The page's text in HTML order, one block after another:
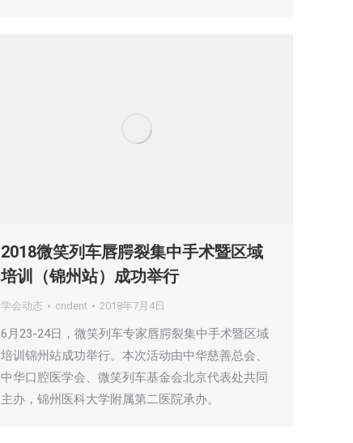
2018微笑列车唇腭裂集中手术暨区域
培训（锦州站）成功举行
学会动态 cndent 2018年7月4日
6月23-24日，微笑列车专家唇腭裂集中手术暨区域
培训锦州站成功举行。本次活动由中华慈善总会、
中华口腔医学会、微笑列车基金会北京代表处共同
主办，锦州医科大学附属第二医院承办。